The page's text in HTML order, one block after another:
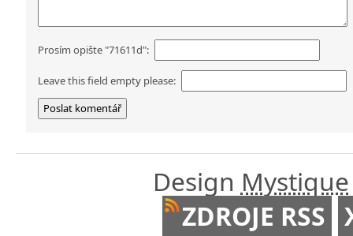
Prosím opište "71611d":
Leave this field empty please:
Design Mystique
ZDROJE RSS